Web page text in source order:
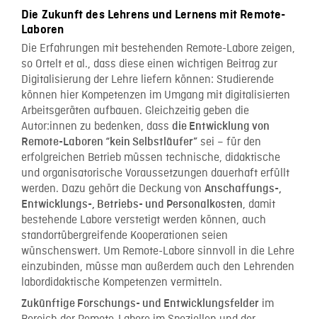
Die Zukunft des Lehrens und Lernens mit Remote-
Laboren
Die Erfahrungen mit bestehenden Remote-Labore zeigen,
so Ortelt et al., dass diese einen wichtigen Beitrag zur
Digitalisierung der Lehre liefern können: Studierende
können hier Kompetenzen im Umgang mit digitalisierten
Arbeitsgeräten aufbauen. Gleichzeitig geben die
Autor:innen zu bedenken, dass die Entwicklung von
Remote-Laboren “kein Selbstläufer” sei – für den
erfolgreichen Betrieb müssen technische, didaktische
und organisatorische Voraussetzungen dauerhaft erfüllt
werden. Dazu gehört die Deckung von Anschaffungs-,
Entwicklungs-, Betriebs- und Personalkosten, damit
bestehende Labore verstetigt werden können, auch
standortübergreifende Kooperationen seien
wünschenswert. Um Remote-Labore sinnvoll in die Lehre
einzubinden, müsse man außerdem auch den Lehrenden
labordidaktische Kompetenzen vermitteln.
Zukünftige Forschungs- und Entwicklungsfelder im